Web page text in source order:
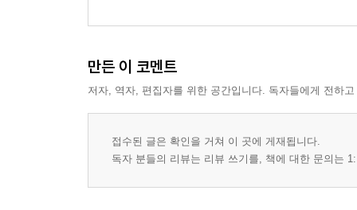
만든 이 코멘트
저자, 역자, 편집자를 위한 공간입니다. 독자들에게 전하
접수된 글은 확인을 거쳐 이 곳에 게재됩니다.
독자 분들의 리뷰는 리뷰 쓰기를, 책에 대한 문의는